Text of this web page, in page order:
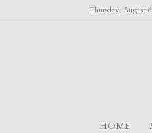
Thursday, August
HOME